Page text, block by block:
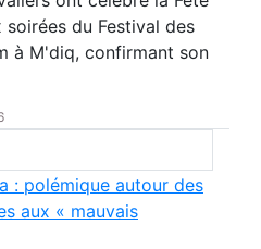
du Festival des
à M'diq, confirmant son
: polémique autour des
aux « mauvais